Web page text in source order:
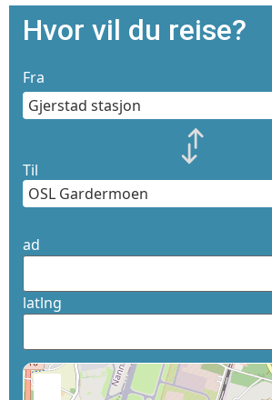
Hvor vil du reise?
Fra
Til
ad
latlng